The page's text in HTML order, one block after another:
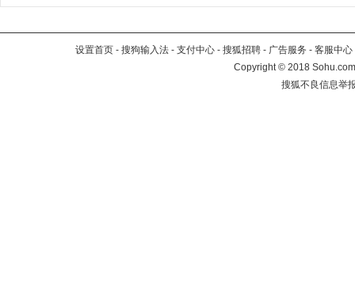
设置首页 - 搜狗输入法 - 支付中心 - 搜狐招聘 - 广告服务 - 客服中心
Copyright©2018
搜狐不良信息举